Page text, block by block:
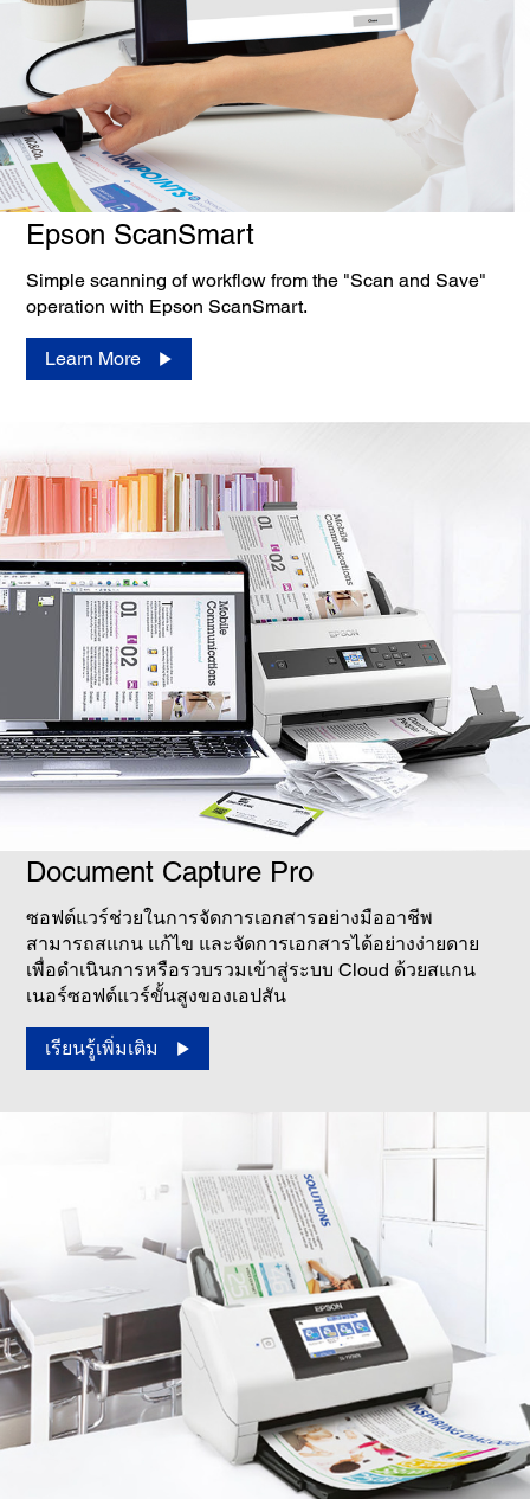
Epson ScanSmart
Simple scanning of workflow from the "Scan and Save"
operation with Epson ScanSmart.
Learn More
Document Capture Pro
ซอฟต์แวร์ช่วยในการจัดการเอกสารอย่างมืออาชีพ
สามารถสแกน แก้ไข และจัดการเอกสารได้อย่างง่ายดาย
เพื่อดำเนินการหรือรวบรวมเข้าสู่ระบบ Cloud ด้วยสแกน
เนอร์ซอฟต์แวร์ขั้นสูงของเอปสัน
เรียนรู้เพิ่มเติม